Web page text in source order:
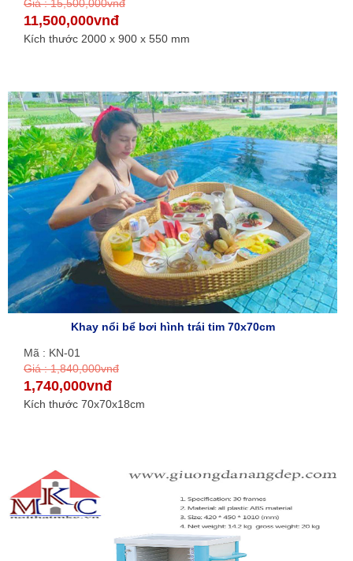
Giá : 15,500,000vnđ
11,500,000vnđ
Kích thước 2000 x 900 x 550 mm
Khay nổi bể bơi hình trái tim 70x70cm
Mã : KN-01
Giá : 1,840,000vnđ
1,740,000vnđ
Kích thước 70x70x18cm